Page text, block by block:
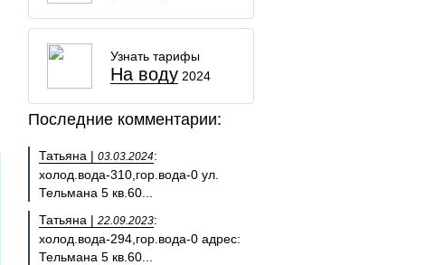
Узнать тарифы
На воду 2024
Последние комментарии:
Татьяна | 03.03.2024:
холод.вода-310,гор.вода-0 ул.
Тельмана 5 кв.60...
Татьяна | 22.09.2023:
холод.вода-294,гор.вода-0 адрес:
Тельмана 5 кв.60...